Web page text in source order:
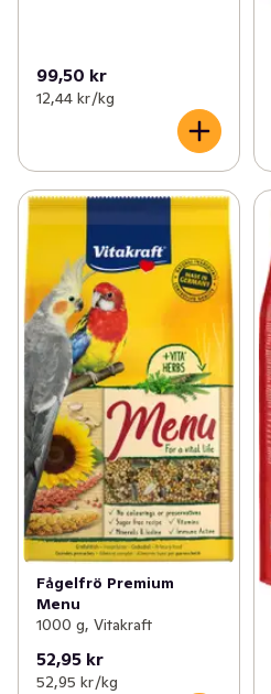
99,50 kr
12,44 kr /kg
Fågelfrö Premium
Menu
1000 g, Vitakraft
52,95 kr
52,95 kr /kg